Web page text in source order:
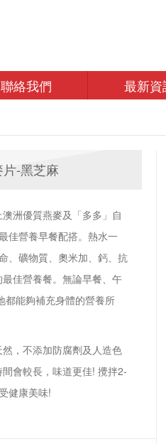
聯絡我們 最新資
-黑芝麻
洲優質燕麥及「多多」自
佳營養早餐配搭。熱水一
、礦物質、奧米加、鈣、抗
佳營養餐。無論早餐、午
都能夠補充身體的營養所
，不添加防腐劑及人造色
會較長，味道更佳! 攪拌2-
健康美味!